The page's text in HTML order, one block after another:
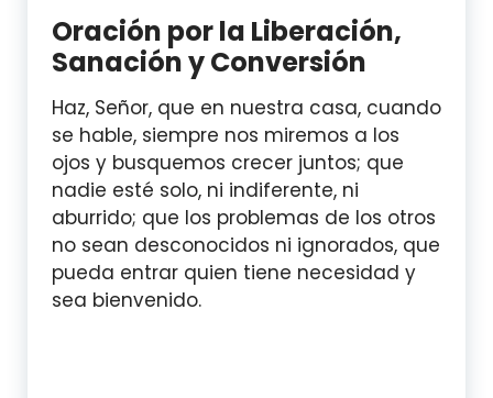
Oración por la Liberación,
Sanación y Conversión
Haz, Señor, que en nuestra casa, cuando
se hable, siempre nos miremos a los
ojos y busquemos crecer juntos; que
nadie esté solo, ni indiferente, ni
aburrido; que los problemas de los otros
no sean desconocidos ni ignorados, que
pueda entrar quien tiene necesidad y
sea bienvenido.